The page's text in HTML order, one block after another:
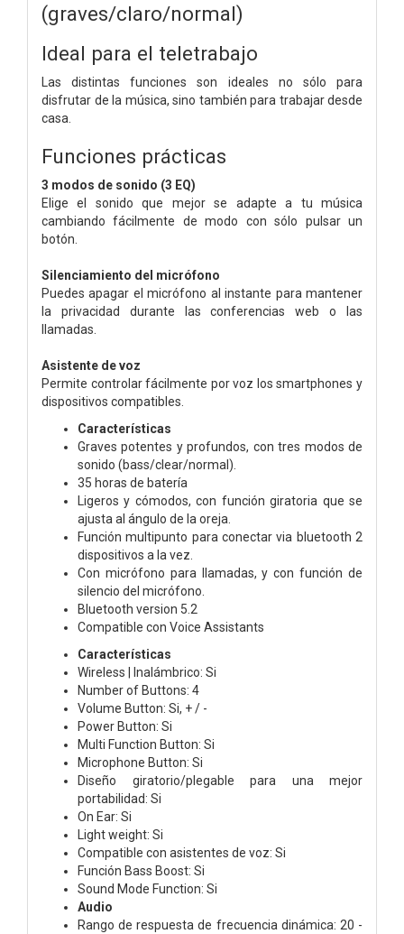
(graves/claro/normal)
Ideal para el teletrabajo
Las distintas funciones son ideales no sólo para
disfrutar de la música, sino también para trabajar desde
casa.
Funciones prácticas
3 modos de sonido (3 EQ)
Elige el sonido que mejor se adapte a tu música
cambiando fácilmente de modo con sólo pulsar un
botón.
Silenciamiento del micrófono
Puedes apagar el micrófono al instante para mantener
la privacidad durante las conferencias web o las
llamadas.
Asistente de voz
Permite controlar fácilmente por voz los smartphones y
dispositivos compatibles.
Características
Graves potentes y profundos, con tres modos de
sonido (bass/clear/normal).
35 horas de batería
Ligeros y cómodos, con función giratoria que se
ajusta al ángulo de la oreja.
Función multipunto para conectar via bluetooth 2
dispositivos a la vez.
Con micrófono para llamadas, y con función de
silencio del micrófono.
Bluetooth version 5.2
Compatible con Voice Assistants
Características
Wireless | Inalámbrico: Si
Number of Buttons: 4
Volume Button: Si, + / -
Power Button: Si
Multi Function Button: Si
Microphone Button: Si
Diseño giratorio/plegable para una mejor
portabilidad: Si
On Ear: Si
Light weight: Si
Compatible con asistentes de voz: Si
Función Bass Boost: Si
Sound Mode Function: Si
Audio
Rango de respuesta de frecuencia dinámica: 20 -